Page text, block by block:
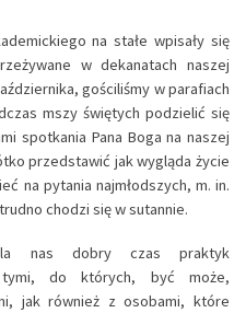
na stałe wpisały się
w dekanatach naszej
gościliśmy w parafiach
mszy świętych podzielić się
spotkania Pana Boga na naszej
przedstawić jak wygląda życie
na pytania najmłodszych, m. in.
chodzi się w sutannie.
nas dobry czas praktyk
tymi, do których, być może,
jak również z osobami, które